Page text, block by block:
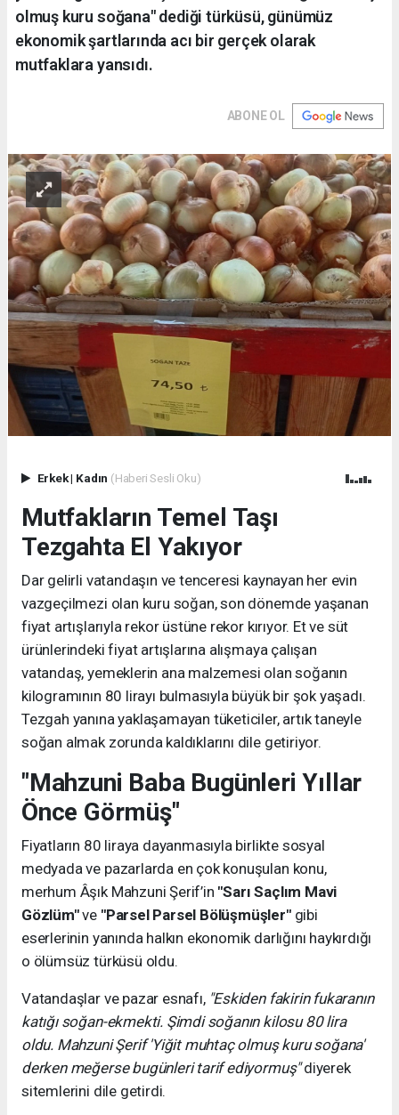
olmuş kuru soğana" dediği türküsü, günümüz
ekonomik şartlarında acı bir gerçek olarak
mutfaklara yansıdı.
ABONE OL
Erkek| Kadın (Haberi Sesli Oku)
Mutfakların Temel Taşı
Tezgahta El Yakıyor
Dar gelirli vatandaşın ve tenceresi kaynayan her evin
vazgeçilmezi olan kuru soğan, son dönemde yaşanan
fiyat artışlarıyla rekor üstüne rekor kırıyor. Et ve süt
ürünlerindeki fiyat artışlarına alışmaya çalışan
vatandaş, yemeklerin ana malzemesi olan soğanın
kilogramının 80 lirayı bulmasıyla büyük bir şok yaşadı.
Tezgah yanına yaklaşamayan tüketiciler, artık taneyle
soğan almak zorunda kaldıklarını dile getiriyor.
"Mahzuni Baba Bugünleri Yıllar
Önce Görmüş"
Fiyatların 80 liraya dayanmasıyla birlikte sosyal
medyada ve pazarlarda en çok konuşulan konu,
merhum Âşık Mahzuni Şerif’in "Sarı Saçlım Mavi
Gözlüm"ve "Parsel Parsel Bölüşmüşler"gibi
eserlerinin yanında halkın ekonomik darlığını haykırdığı
o ölümsüz türküsü oldu.
Vatandaşlar ve pazar esnafı, "Eskiden fakirin fukaranın
katığı soğan-ekmekti. Şimdi soğanın kilosu 80 lira
oldu. Mahzuni Şerif 'Yiğit muhtaç olmuş kuru soğana'
derken meğerse bugünleri tarif ediyormuş"diyerek
sitemlerini dile getirdi.